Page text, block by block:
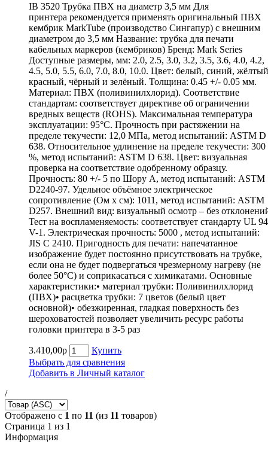
IB 3520 Трубка ПВХ на диаметр 3,5 мм Для
принтера рекомендуется применять оригинальный ПВХ
кембрик MarkTube (производство Сингапур) с внешним
диаметром до 3,5 мм Название: трубка для печати
кабельных маркеров (кембриков) Бренд: Mark Series
Доступные размеры, мм: 2.0, 2.5, 3.0, 3.2, 3.5, 3.6, 4.0, 4.2,
4.5, 5.0, 5.5, 6.0, 7.0, 8.0, 10.0. Цвет: белый, синий,
красный, чёрный и зелёный. Толщина: 0.45 +/- 0.05 мм.
Материал: ПВХ (поливинилхлорид). Соответствие
стандартам: соответствует директиве об ограничении
вредных веществ (ROHS). Максимальная температура
эксплуатации: 95°С. Прочность при растяжении на
пределе текучести: 12,0 МПа, метод испытаний: ASTM D
638. Относительное удлинение на пределе текучести: 300
%, метод испытаний: ASTM D 638. Цвет: визуальная
проверка на соответствие одобренному образцу.
Прочность: 80 +/- 5 по Шору А, метод испытаний: ASTM
D2240-97. Удельное объёмное электрическое
сопротивление (Ом х см): 1011, метод испытаний: ASTM
D257. Внешний вид: визуальный осмотр – без
Тест на воспламеняемость: соответствует стандарту UL 94
V-1. Электрическая прочность: 5000 , метод испытаний:
JIS C 2410. Пригодность для печати: напечатанное
изображение будет постоянно присутствовать на трубке,
если она не будет подвергаться чрезмерному нагреву (не
более 50°С) и соприкасаться с химикатами. Основные
характеристики:• материал трубки: Поливинилхлорид
(ПВХ)• расцветка трубки: 7 цветов (белый цвет
основной)• обезжиренная, гладкая поверхность без
шероховатостей позволяет увеличить ресурс работы
головки принтера в 3-5 раз
3.410,00р
Купить
Выбрать для сравнения
Добавить в Личный каталог
/
Отображено с 1 по 11 (из 11 товаров)
Страница 1 из 1
Информация